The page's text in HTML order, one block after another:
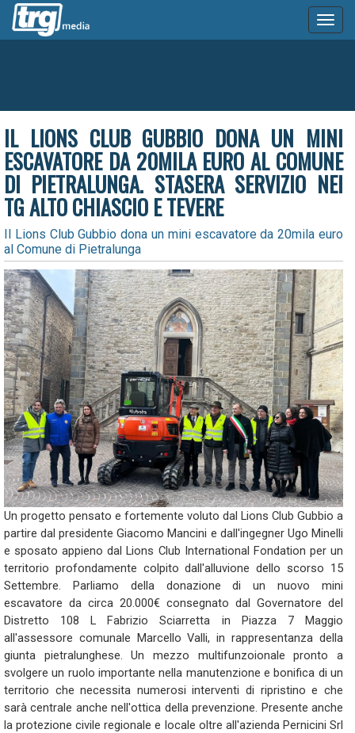
IL LIONS CLUB GUBBIO DONA UN MINI
ESCAVATORE DA 20MILA EURO AL COMUNE
DI PIETRALUNGA. STASERA SERVIZIO NEI
TG ALTO CHIASCIO E TEVERE
Il Lions Club Gubbio dona un mini escavatore da 20mila euro
al Comune di Pietralunga
Un progetto pensato e fortemente voluto dal Lions Club Gubbio a
partire dal presidente Giacomo Mancini e dall'ingegner Ugo Minelli
e sposato appieno dal Lions Club International Fondation per un
territorio profondamente colpito dall'alluvione dello scorso 15
Settembre. Parliamo della donazione di un nuovo mini
escavatore da circa 20.000€ consegnato dal Governatore del
Distretto 108 L Fabrizio Sciarretta in Piazza 7 Maggio
all'assessore comunale Marcello Valli, in rappresentanza della
giunta pietralunghese. Un mezzo multifunzoionale pronto a
svolgere un ruolo importante nella manutenzione e bonifica di un
territorio che necessita numerosi interventi di ripristino e che
sarà centrale anche nell'ottica della prevenzione. Presente anche
la protezione civile regionale e locale oltre all'azienda Pernicini Srl